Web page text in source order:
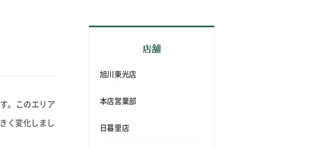
。このエリア
く変化しまし
店舗
旭川東光店
本店営業部
日暮里店